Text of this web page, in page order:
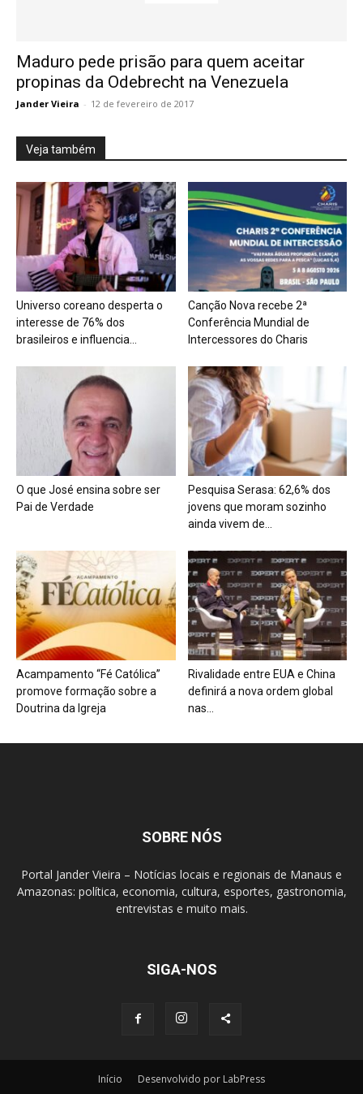
Maduro pede prisão para quem aceitar
propinas da Odebrecht na Venezuela
Jander Vieira - 12 de fevereiro de 2017
Veja também
Universo coreano desperta o
interesse de 76% dos
brasileiros e influencia...
Canção Nova recebe 2ª
Conferência Mundial de
Intercessores do Charis
O que José ensina sobre ser
Pai de Verdade
Pesquisa Serasa: 62,6% dos
jovens que moram sozinho
ainda vivem de...
Acampamento “Fé Católica”
promove formação sobre a
Doutrina da Igreja
Rivalidade entre EUA e China
definirá a nova ordem global
nas...
SOBRE NÓS
Portal Jander Vieira – Notícias locais e regionais de Manaus e
Amazonas: política, economia, cultura, esportes, gastronomia,
entrevistas e muito mais.
SIGA-NOS
Início Desenvolvido por LabPress